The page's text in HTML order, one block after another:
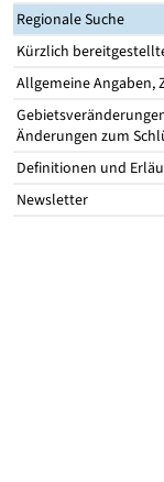
Regionale Suche
Kürzlich
Allgemeine Angaben,
Änderungen zum
Definitionen und
Newsletter